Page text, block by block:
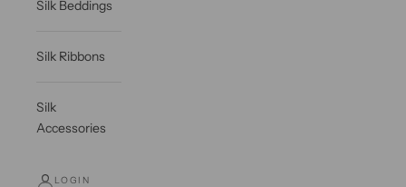
Silk Beddings
Silk Ribbons
Silk
Accessories
LOGIN